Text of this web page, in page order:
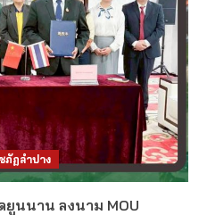
ภัฏลำปาง
ยูนนาน ลงนาม MOU